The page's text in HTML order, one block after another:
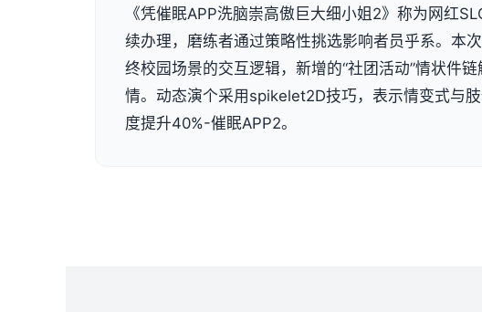
《凭催眠APP洗脑崇高傲巨大细小姐2》称为网红
续办理，磨练者通过策略性挑选影响者员乎系。本
终校园场景的交互逻辑，新增的“社团活动”情状件链
情。动态演个采用spikelet2D技巧，表示情变式与
度提升40%-催眠APP2。